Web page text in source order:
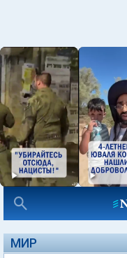
МИР